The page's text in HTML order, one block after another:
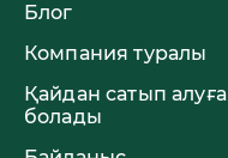
Блог
Компания туралы
Қайдан сатып алуға
болады